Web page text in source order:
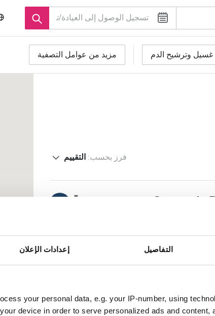
التفاصيل إعدادات الإعلان
your personal data, e.g. your IP-number, using
device in order to serve personalized ads and content,
غسيل وترشيح الدم مزيد من عوامل التصفية
فرز بحسب:التقييم
Centre de
جيد جدًا
الأوروبية